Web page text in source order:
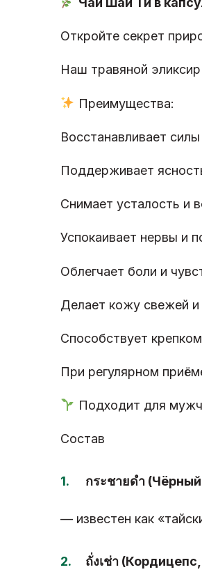
Откройте секрет
Наш травяной
Преимущества:
Восстанавливает
Поддерживает
Снимает усталость и
Успокаивает нервы и
Облегчает боли и
Делает кожу свежей и
Способствует
При регулярном
Подходит для
Состав
กระชายดำ
— известен как
ถั่งเช่า